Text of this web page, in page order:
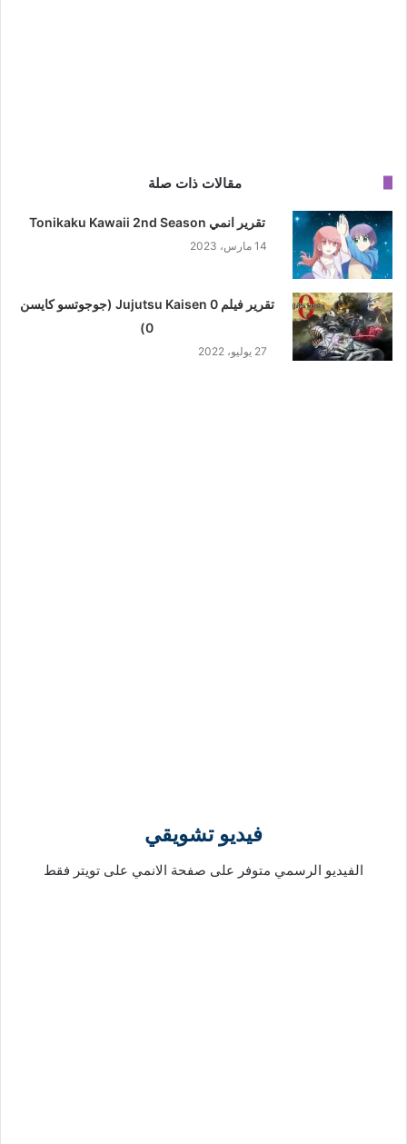
مقالات ذات صلة
تقرير انمي Tonikaku Kawaii 2nd Season
14 مارس، 2023
تقرير فيلم Jujutsu Kaisen 0 (جوجوتسو كايسن
0)
27 يوليو، 2022
فيديو تشويقي
الفيديو الرسمي متوفر على صفحة الانمي على تويتر فقط